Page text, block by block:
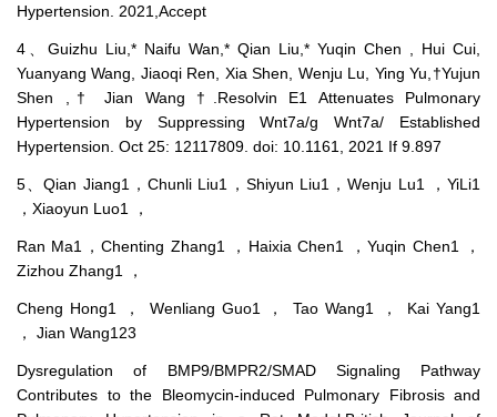
Hypertension. 2021,Accept
4、Guizhu Liu,* Naifu Wan,* Qian Liu,* Yuqin Chen , Hui Cui,
Yuanyang Wang, Jiaoqi Ren, Xia Shen, Wenju Lu, Ying Yu,†Yujun
Shen ,† Jian Wang †.Resolvin E1 Attenuates Pulmonary
Hypertension by Suppressing Wnt7a/g Wnt7a/ Established
Hypertension. Oct 25: 12117809. doi: 10.1161, 2021 If 9.897
5、Qian Jiang1，Chunli Liu1，Shiyun Liu1，Wenju Lu1 ，YiLi1
，Xiaoyun Luo1 ，
Ran Ma1，Chenting Zhang1 ，Haixia Chen1 ，Yuqin Chen1 ，
Zizhou Zhang1 ，
Cheng Hong1 ， Wenliang Guo1 ， Tao Wang1 ， Kai Yang1
， Jian Wang123
Dysregulation of BMP9/BMPR2/SMAD Signaling Pathway
Contributes to the Bleomycin-induced Pulmonary Fibrosis and